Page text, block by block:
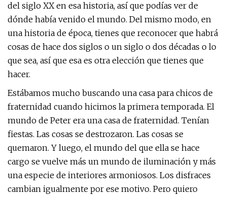
del siglo XX en esa historia, así que podías ver de
dónde había venido el mundo. Del mismo modo, en
una historia de época, tienes que reconocer que habrá
cosas de hace dos siglos o un siglo o dos décadas o lo
que sea, así que esa es otra elección que tienes que
hacer.
Estábamos mucho buscando una casa para chicos de
fraternidad cuando hicimos la primera temporada. El
mundo de Peter era una casa de fraternidad. Tenían
fiestas. Las cosas se destrozaron. Las cosas se
quemaron. Y luego, el mundo del que ella se hace
cargo se vuelve más un mundo de iluminación y más
una especie de interiores armoniosos. Los disfraces
cambian igualmente por ese motivo. Pero quiero